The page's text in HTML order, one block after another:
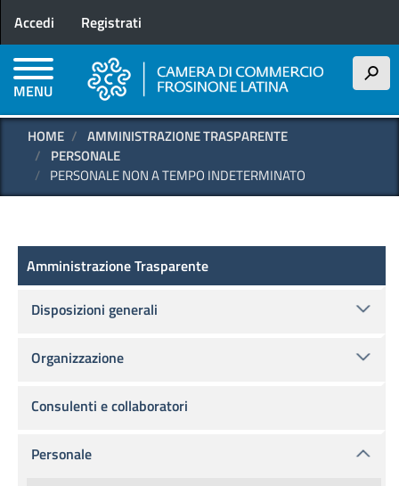
principale
Menu profilo utente
Accedi Registrati
MENU
h
HOME
AMMINISTRAZIONE TRASPARENTE
PERSONALE
PERSONALE NON A TEMPO INDETERMINATO
Amministrazione Trasparente
Amministrazione Trasparente
Disposizioni generali
Organizzazione
Consulenti e collaboratori
Personale